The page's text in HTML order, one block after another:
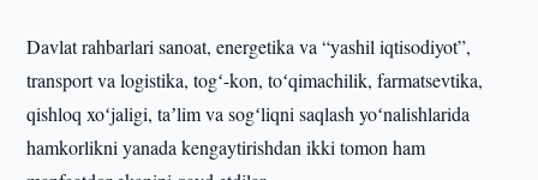
Davlat rahbarlari sanoat, energetika va “yashil iqtisodiyot”,
transport va logistika, togʻ-kon, toʻqimachilik, farmatsevtika,
qishloq xoʻjaligi, taʼlim va sogʻliqni saqlash yoʻnalishlarida
hamkorlikni yanada kengaytirishdan ikki tomon ham